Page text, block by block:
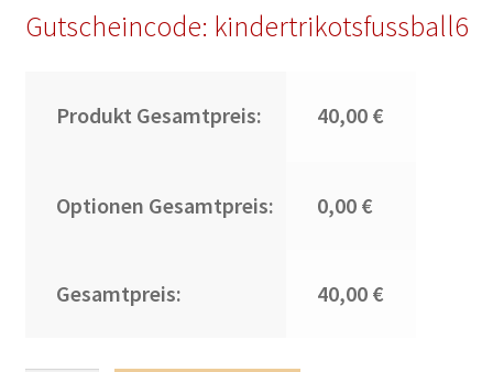
Gutscheincode: kindertrikotsfussball6
Produkt Gesamtpreis: 40,00 €
Optionen Gesamtpreis: 0,00 €
Gesamtpreis: 40,00 €